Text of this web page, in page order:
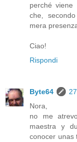
perché viene
che,
mera
Ciao!
Rispondi
Byte64
Nora,
no me
maestra y
conocer unas